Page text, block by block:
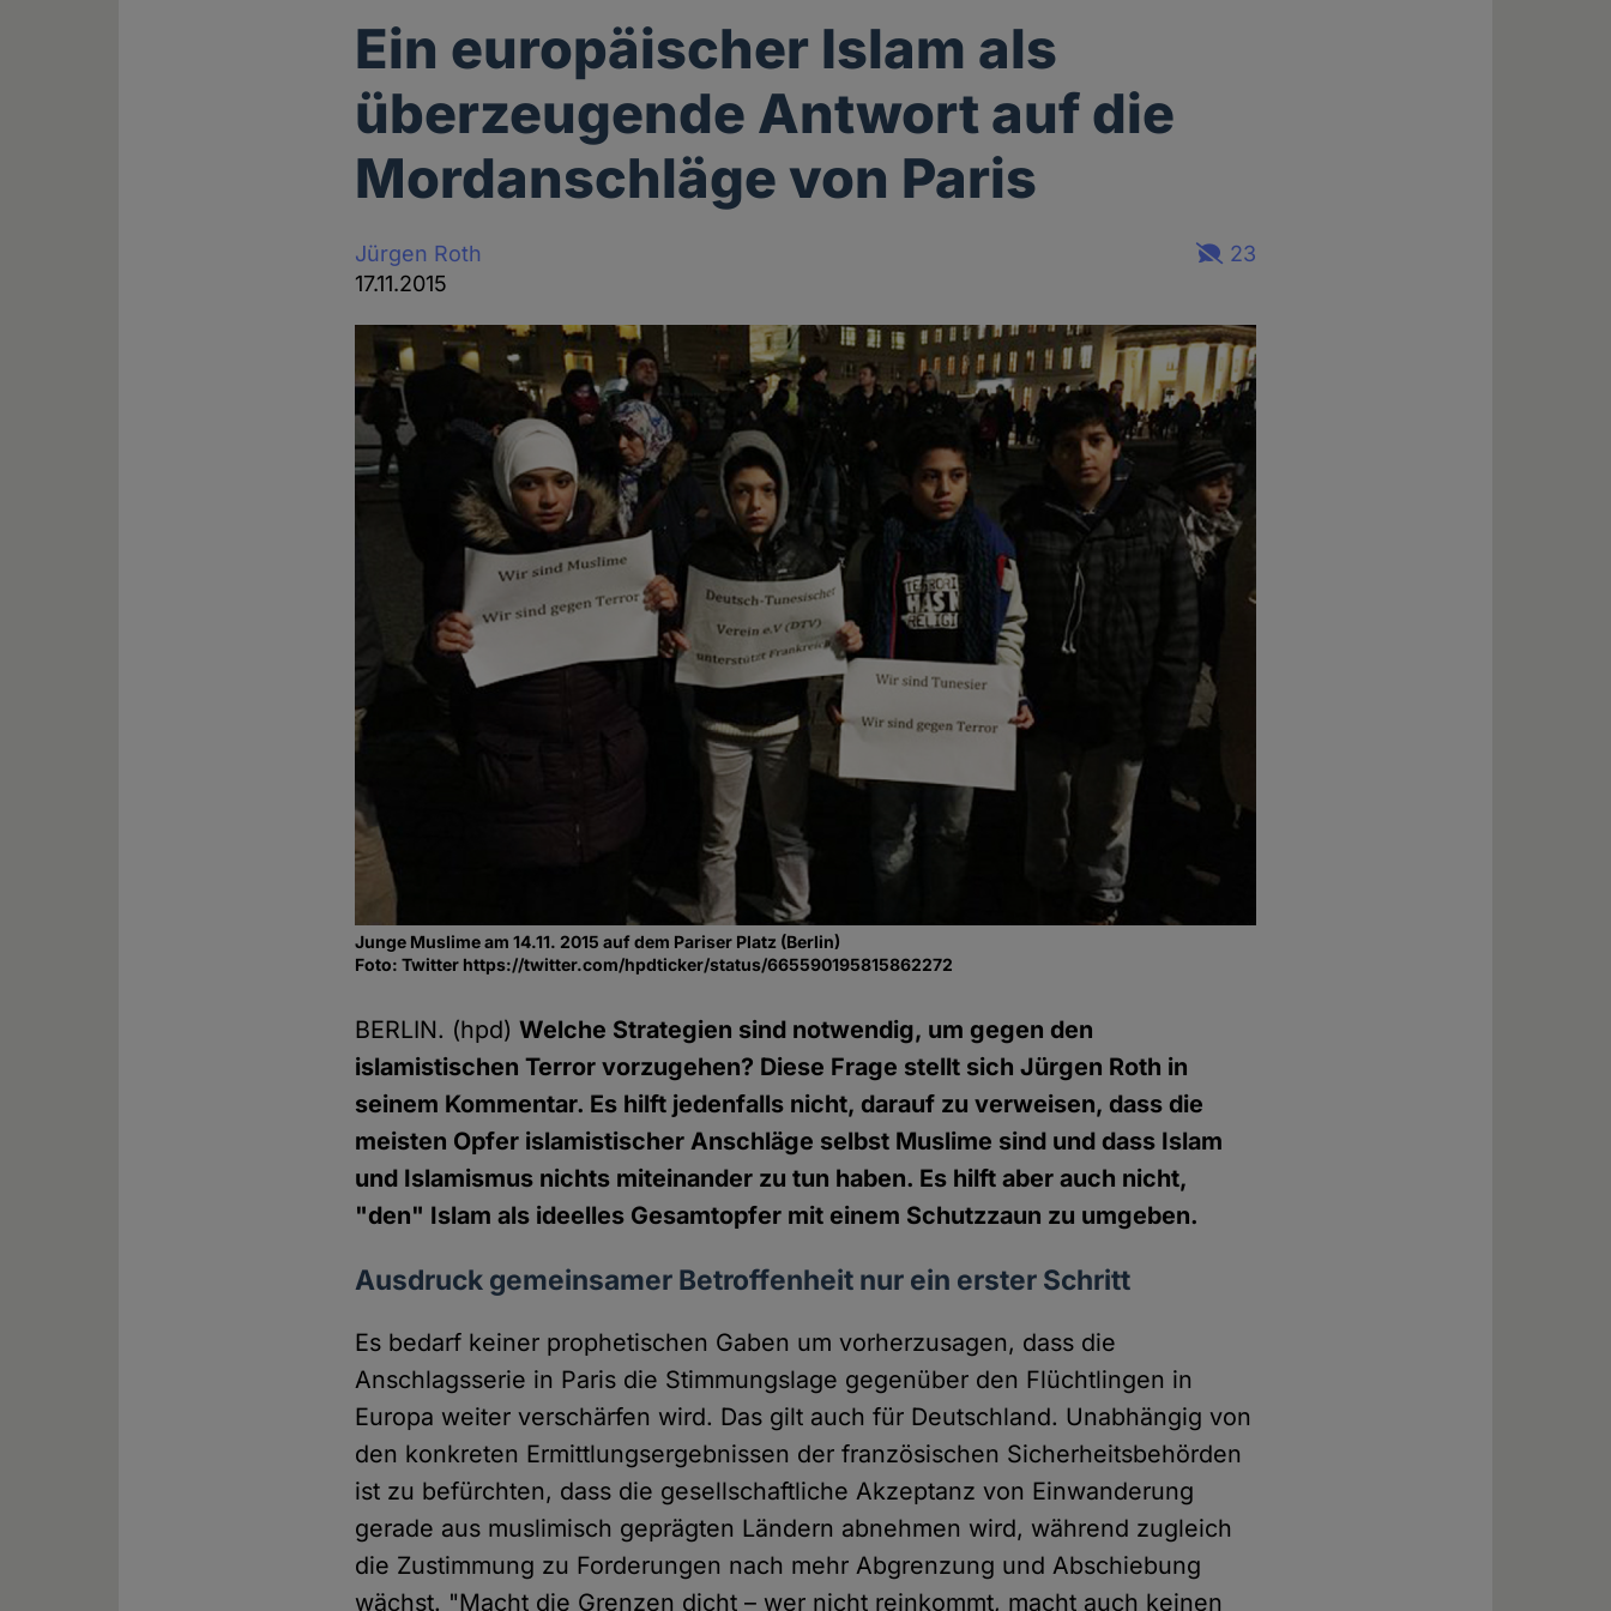
Ein europäischer Islam als
überzeugende Antwort auf die
Mordanschläge von Paris
Jürgen Roth
17.11.2015
23
Junge Muslime am 14.11. 2015 auf dem Pariser Platz (Berlin)
Foto: Twitter https://twitter.com/hpdticker/status/665590195815862272
BERLIN. (hpd)Welche Strategien sind notwendig, um gegen den
islamistischen Terror vorzugehen? Diese Frage stellt sich Jürgen Roth in
seinem Kommentar. Es hilft jedenfalls nicht, darauf zu verweisen, dass die
meisten Opfer islamistischer Anschläge selbst Muslime sind und dass Islam
und Islamismus nichts miteinander zu tun haben. Es hilft aber auch nicht,
"den" Islam als ideelles Gesamtopfer mit einem Schutzzaun zu umgeben.
Ausdruck gemeinsamer Betroffenheit nur ein erster Schritt
Es bedarf keiner prophetischen Gaben um vorherzusagen, dass die
Anschlagsserie in Paris die Stimmungslage gegenüber den Flüchtlingen in
Europa weiter verschärfen wird. Das gilt auch für Deutschland. Unabhängig von
den konkreten Ermittlungsergebnissen der französischen Sicherheitsbehörden
ist zu befürchten, dass die gesellschaftliche Akzeptanz von Einwanderung
gerade aus muslimisch geprägten Ländern abnehmen wird, während zugleich
die Zustimmung zu Forderungen nach mehr Abgrenzung und Abschiebung
wächst. "Macht die Grenzen dicht – wer nicht reinkommt, macht auch keinen